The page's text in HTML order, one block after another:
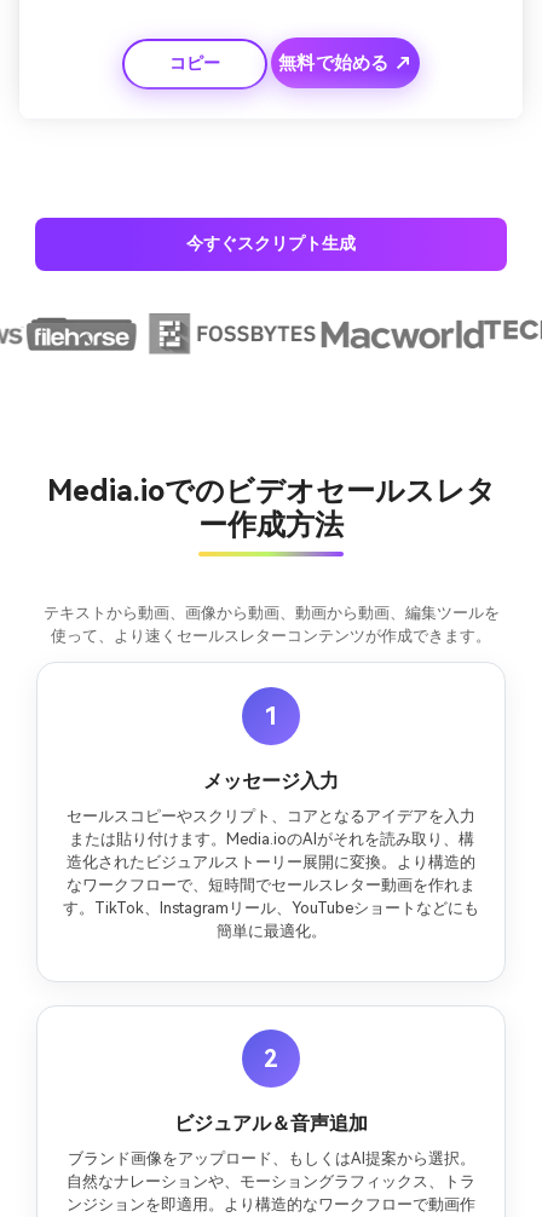
CTA（行動喚起）を強調しクリックを促しましょう。
コピー
無料で始める ↗
今すぐスクリプト生成
Media.ioでのビデオセールスレタ
ー作成方法
テキストから動画、画像から動画、動画から動画、編集ツールを
使って、より速くセールスレターコンテンツが作成できます。
1
メッセージ入力
セールスコピーやスクリプト、コアとなるアイデアを入力
または貼り付けます。Media.ioのAIがそれを読み取り、構
造化されたビジュアルストーリー展開に変換。より構造的
なワークフローで、短時間でセールスレター動画を作れま
す。TikTok、Instagramリール、YouTubeショートなどにも
簡単に最適化。
2
ビジュアル＆音声追加
ブランド画像をアップロード、もしくはAI提案から選択。
自然なナレーションや、モーショングラフィックス、トラ
ンジションを即適用。より構造的なワークフローで動画作